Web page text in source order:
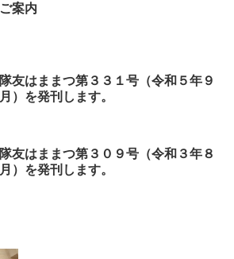
ご案内
隊友はままつ第３３１号（令和５年９
月）を発刊します。
隊友はままつ第３０９号（令和３年８
月）を発刊します。